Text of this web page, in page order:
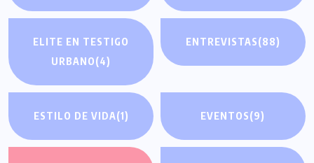
ELITE EN TESTIGO
URBANO(4)
ENTREVISTAS(88)
ESTILO DE VIDA(1) EVENTOS(9)